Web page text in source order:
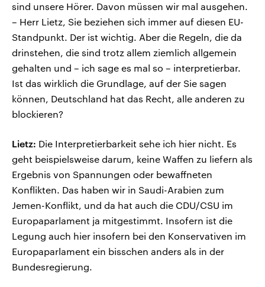
sind unsere Hörer. Davon müssen wir mal ausgehen.
– Herr Lietz, Sie beziehen sich immer auf diesen EU-
Standpunkt. Der ist wichtig. Aber die Regeln, die da
drinstehen, die sind trotz allem ziemlich allgemein
gehalten und – ich sage es mal so – interpretierbar.
Ist das wirklich die Grundlage, auf der Sie sagen
können, Deutschland hat das Recht, alle anderen zu
blockieren?
Lietz: Die Interpretierbarkeit sehe ich hier nicht. Es
geht beispielsweise darum, keine Waffen zu liefern als
Ergebnis von Spannungen oder bewaffneten
Konflikten. Das haben wir in Saudi-Arabien zum
Jemen-Konflikt, und da hat auch die CDU/CSU im
Europaparlament ja mitgestimmt. Insofern ist die
Legung auch hier insofern bei den Konservativen im
Europaparlament ein bisschen anders als in der
Bundesregierung.